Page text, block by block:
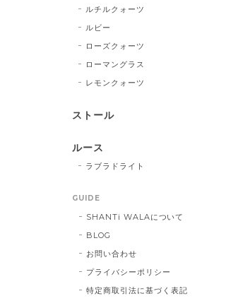
ルチルクォーツ
ルビー
ローズクォーツ
ローマングラス
レモンクォーツ
ストール
ルース
ラブラドライト
GUIDE
SHANTi WALAについて
BLOG
お問い合わせ
プライバシーポリシー
特定商取引法に基づく表記